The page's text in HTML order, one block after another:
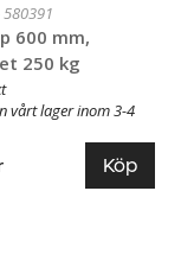
580391
600 mm,
250 kg
vårt lager inom 3-4
Köp